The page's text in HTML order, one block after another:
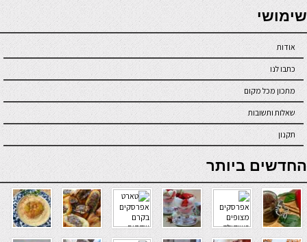
seriöse online casinos österreich
שימושי
אודות
כתבו לנו
מתכון מכל מקום
שאלות ותשובות
תקנון
online casino
החדשים ביותר